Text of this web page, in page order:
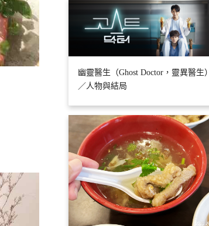
幽靈醫生（Ghost Doctor，靈異醫生）
／人物與結局